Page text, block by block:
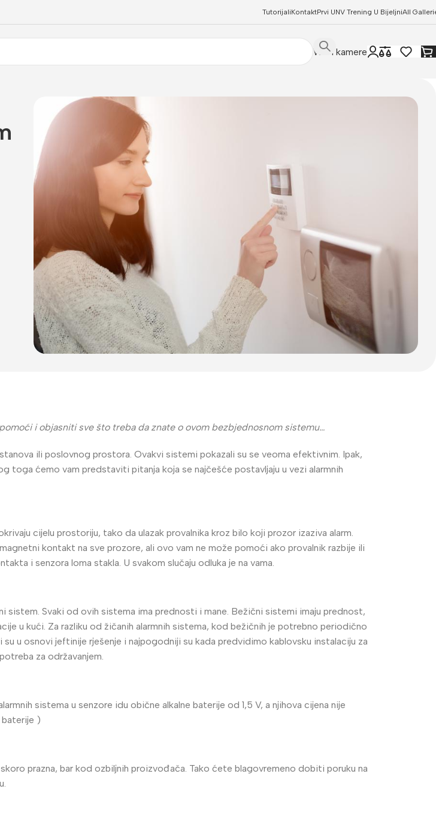
TutorijaliKontaktPrvi UNV Trening U BijeljniAll
IP Sistemi
Bullet IP kamere
Dome IP kamere
Dodatna Ponuda
Kompletni sistemi
WIFI kamere
i objasniti sve što treba da znate o ovom bezbjednosnom sistemu…
ili poslovnog prostora. Ovakvi sistemi pokazali su se veoma efektivnim. Ipak,
toga ćemo vam predstaviti pitanja koja se najčešće postavljaju u vezi alarmnih
cijelu prostoriju, tako da ulazak provalnika kroz bilo koji prozor izaziva alarm.
kontakt na sve prozore, ali ovo vam ne može pomoći ako provalnik razbije ili
i senzora loma stakla. U svakom slučaju odluka je na vama.
sistem. Svaki od ovih sistema ima prednosti i mane. Bežični sistemi imaju prednost,
u kući. Za razliku od žičanih alarmnih sistema, kod bežičnih je potrebno periodično
u osnovi jeftinije rješenje i najpogodniji su kada predvidimo kablovsku instalaciju za
za održavanjem.
sistema u senzore idu obične alkalne baterije od 1,5 V, a njihova cijena nije
)
prazna, bar kod ozbiljnih proizvođača. Tako ćete blagovremeno dobiti poruku na